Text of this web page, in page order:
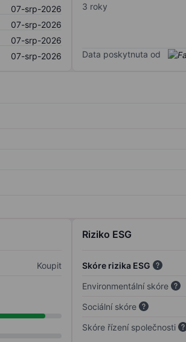
07-srp-2026
07-srp-2026
07-srp-2026
07-srp-2026
3 roky
Data poskytnuta od
Koupit
Riziko ESG
Skóre rizika ESG
Environmentální skóre
Sociální skóre
Skóre řízení společnosti